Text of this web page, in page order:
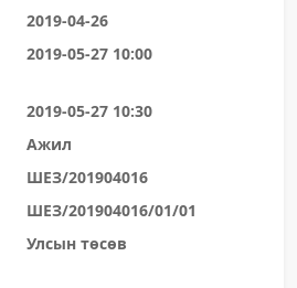
2019-04-26
2019-05-27 10:00
2019-05-27 10:30
Ажил
ШЕЗ/201904016
ШЕЗ/201904016/01/01
Улсын төсөв